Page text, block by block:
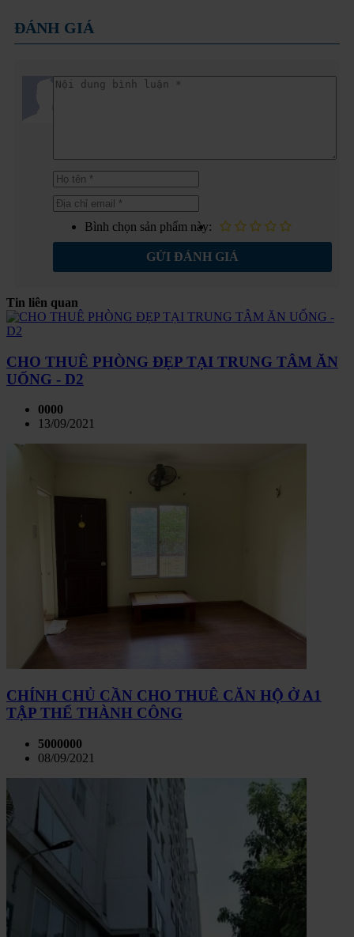
ĐÁNH GIÁ
Bình chọn sản phẩm này:
GỬI ĐÁNH GIÁ
Tin liên quan
CHO THUÊ PHÒNG ĐẸP TẠI TRUNG TÂM ĂN
UỐNG - D2
0000
13/09/2021
CHÍNH CHỦ CẦN CHO THUÊ CĂN HỘ Ở A1
TẬP THỂ THÀNH CÔNG
5000000
08/09/2021